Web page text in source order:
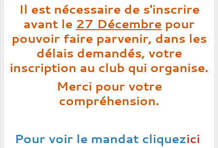
Il est nécessaire de s'inscrire
avant le 27 Décembre pour
pouvoir faire parvenir, dans les
délais demandés, votre
inscription au club qui organise.
Merci pour votre
compréhension.
Pour voir le mandat cliquezici